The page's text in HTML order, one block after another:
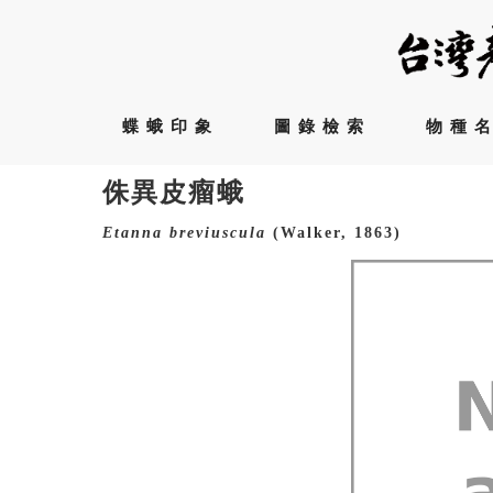
蝶蛾印象 圖錄檢索 物種
侏異皮瘤蛾
Etanna breviuscula (Walker, 1863)